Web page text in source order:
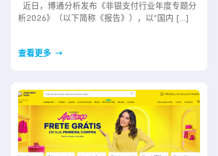
近日，博通分析发布《非银支付行业年度专题分
析2026》（以下简称《报告》），以”国内 […]
查看更多